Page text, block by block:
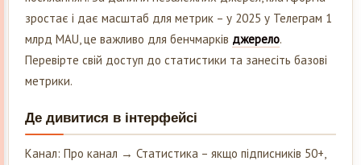
зростає і дає масштаб для метрик – у 2025 у Телеграм 1
млрд MAU, це важливо для бенчмарків джерело.
Перевірте свій доступ до статистики та занесіть базові
метрики.
Де дивитися в інтерфейсі
Канал: Про канал → Статистика – якщо підписників 50+,